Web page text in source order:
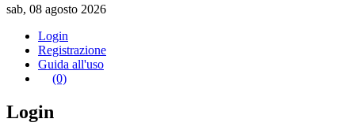
sab, 08 agosto 2026
Login
Registrazione
Guida all'uso
(0)
Login